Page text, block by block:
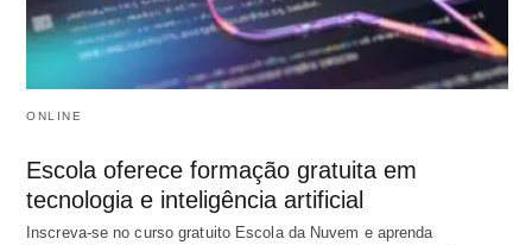
ONLINE
Escola oferece formação gratuita em
tecnologia e inteligência artificial
Inscreva-se no curso gratuito Escola da Nuvem e aprenda